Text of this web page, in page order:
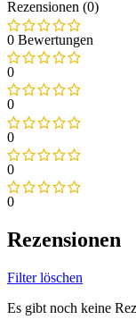
Rezensionen (0)
0 Bewertungen
0
0
0
0
0
Rezensionen
Filter löschen
Es gibt noch keine